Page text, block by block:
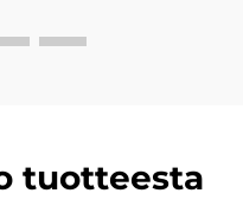
tuotteesta